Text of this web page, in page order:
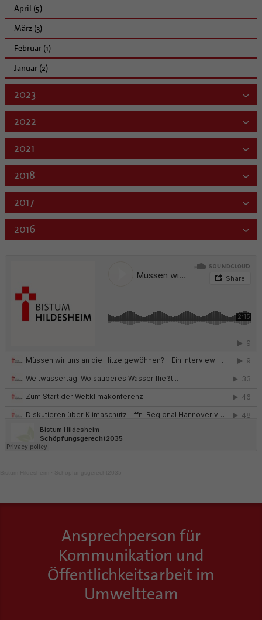
April (5)
März (3)
Februar (1)
Januar (2)
2023
2022
2021
2018
2017
2016
Ansprechperson für
Kommunikation und
Öffentlichkeitsarbeit im
Umweltteam